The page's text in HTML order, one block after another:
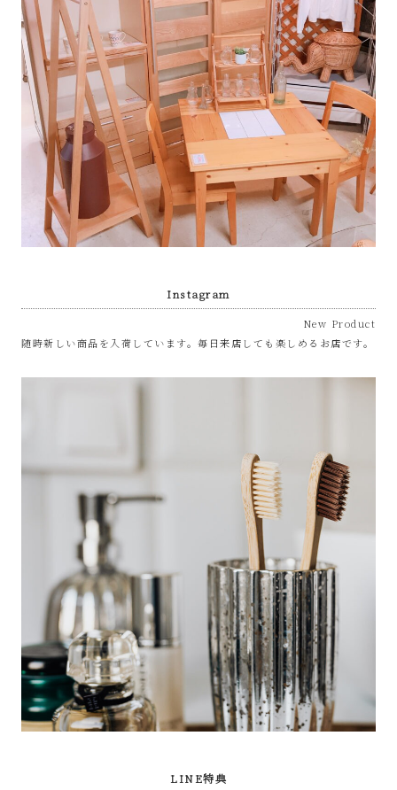
ま
市
Instagram
New Product
随時新しい商品を入荷しています。毎日来店しても楽しめるお店です。
LINE特典